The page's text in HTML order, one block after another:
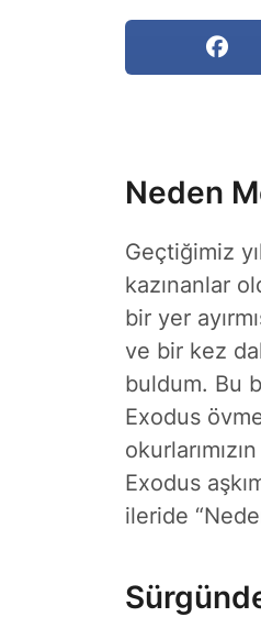
Neden
Geçtiğimiz
kazınanlar
bir yer
ve bir kez
buldum. Bu
Exodus
Exodus
ileride